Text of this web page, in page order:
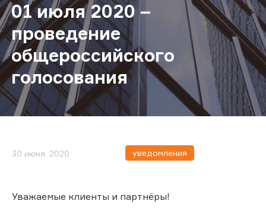
01 июля 2020 –
проведение
общероссийского
голосования
30 июня, 2020 уведомления
Уважаемые клиенты и партнёры!